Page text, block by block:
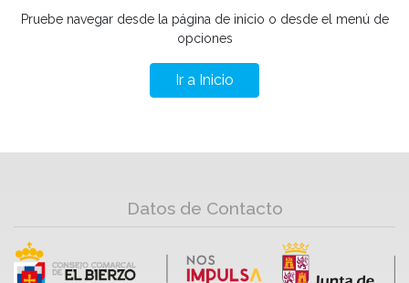
Pruebe navegar desde la página de inicio o desde el menú de
opciones
Ir a Inicio
Datos de Contacto